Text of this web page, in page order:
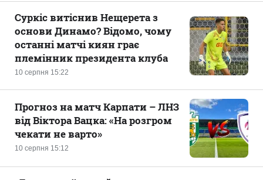
10 серпня 15:22
Суркіс витіснив Нещерета з
основи Динамо? Відомо, чому
останні матчі киян грає
племінник президента клуба
10 серпня 15:12
Прогноз на матч Карпати – ЛНЗ
від Віктора Вацка: «На розгром
чекати не варто»